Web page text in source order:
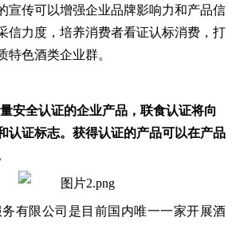
宣传可以增强企业品牌影响力和产品信
信力度，培养消费者看证认标消费，打
特色酒类企业群。
安全认证的企业产品，联食认证将向
认证标志。获得认证的产品可以在产品
有限公司是目前国内唯一一家开展酒